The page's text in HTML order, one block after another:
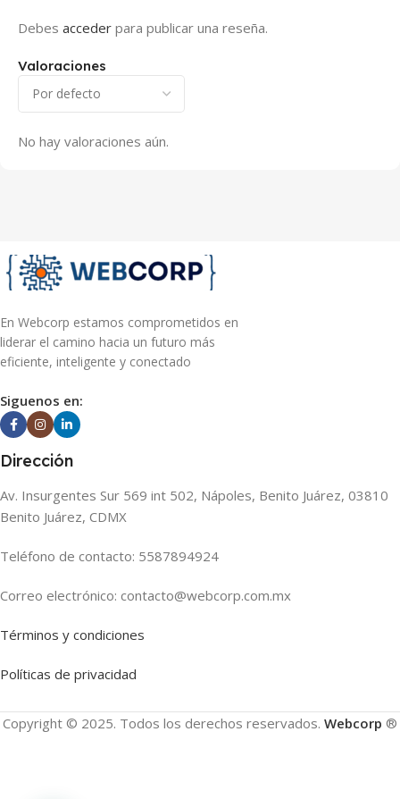
Valoraciones
No hay valoraciones aún.
Debes acceder para publicar una reseña.
En Webcorp estamos comprometidos en
liderar el camino hacia un futuro más
eficiente, inteligente y conectado
Siguenos en:
Dirección
Av. Insurgentes Sur 569 int 502, Nápoles, Benito Juárez, 03810
Benito Juárez, CDMX
Teléfono de contacto: 5587894924
Correo electrónico: contacto@webcorp.com.mx
Términos y condiciones
Políticas de privacidad
Copyright © 2025. Todos los derechos reservados. Webcorp ®